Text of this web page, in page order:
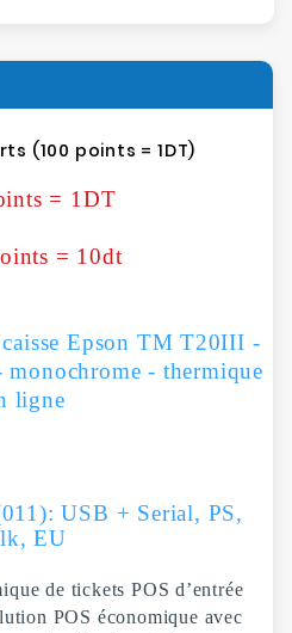
(100 points = 1DT)
= 1DT
= 10dt
Epson TM T20III -
monochrome - thermique
ligne
USB + Serial, PS,
EU
de tickets POS d’entrée
POS économique avec